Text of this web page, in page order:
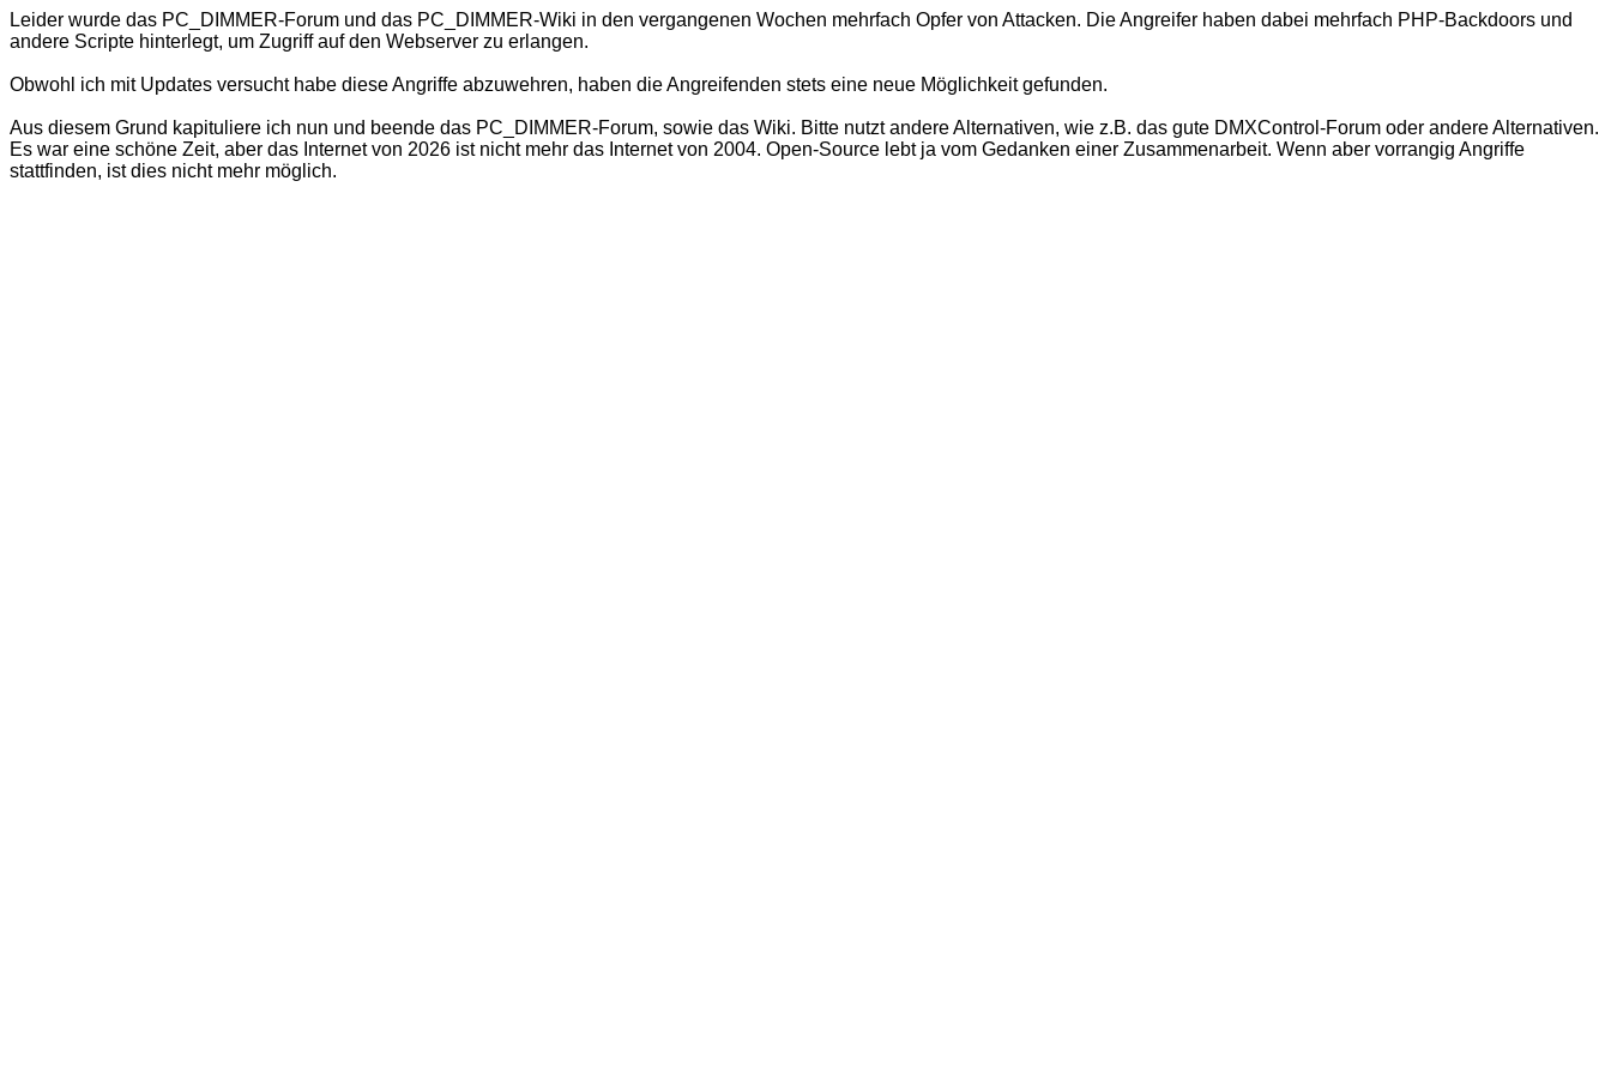
Leider wurde das PC_DIMMER-Forum und das PC_DIMMER-Wiki in den vergangenen Wochen mehrfach Opfer von Attacken. Die Angreifer haben dabei mehrfach PHP-Backdoors und
andere Scripte hinterlegt, um Zugriff auf den Webserver zu erlangen.
Obwohl ich mit Updates versucht habe diese Angriffe abzuwehren, haben die Angreifenden stets eine neue Möglichkeit gefunden.
Aus diesem Grund kapituliere ich nun und beende das PC_DIMMER-Forum, sowie das Wiki. Bitte nutzt andere Alternativen, wie z.B. das gute DMXControl-Forum oder andere Alternativen.
Es war eine schöne Zeit, aber das Internet von 2026 ist nicht mehr das Internet von 2004. Open-Source lebt ja vom Gedanken einer Zusammenarbeit. Wenn aber vorrangig Angriffe
stattfinden, ist dies nicht mehr möglich.